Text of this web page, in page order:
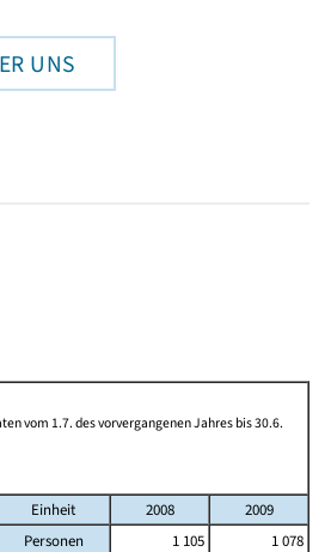
UNS
vom 1.7. des vorvergangenen Jahres bis 30.6.
Einheit 2008
2009
Personen 1 105
1 078